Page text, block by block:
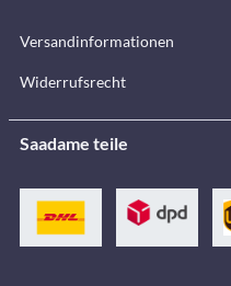
Versandinformationen
Widerrufsrecht
Saadame teile